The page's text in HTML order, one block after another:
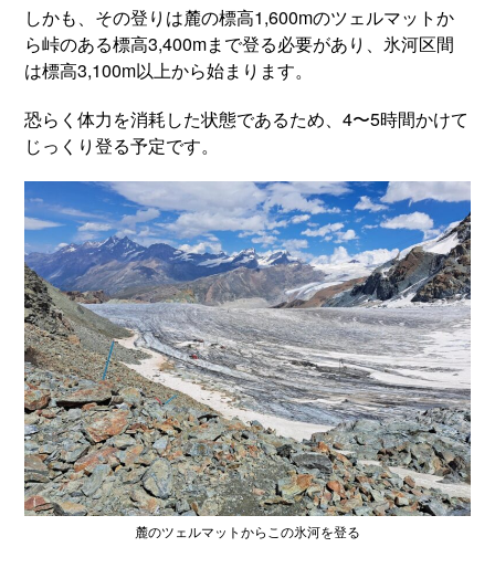
しかも、その登りは麓の標高1,600mのツェルマットか
ら峠のある標高3,400mまで登る必要があり、氷河区間
は標高3,100m以上から始まります。
恐らく体力を消耗した状態であるため、4〜5時間かけて
じっくり登る予定です。
麓のツェルマットからこの氷河を登る